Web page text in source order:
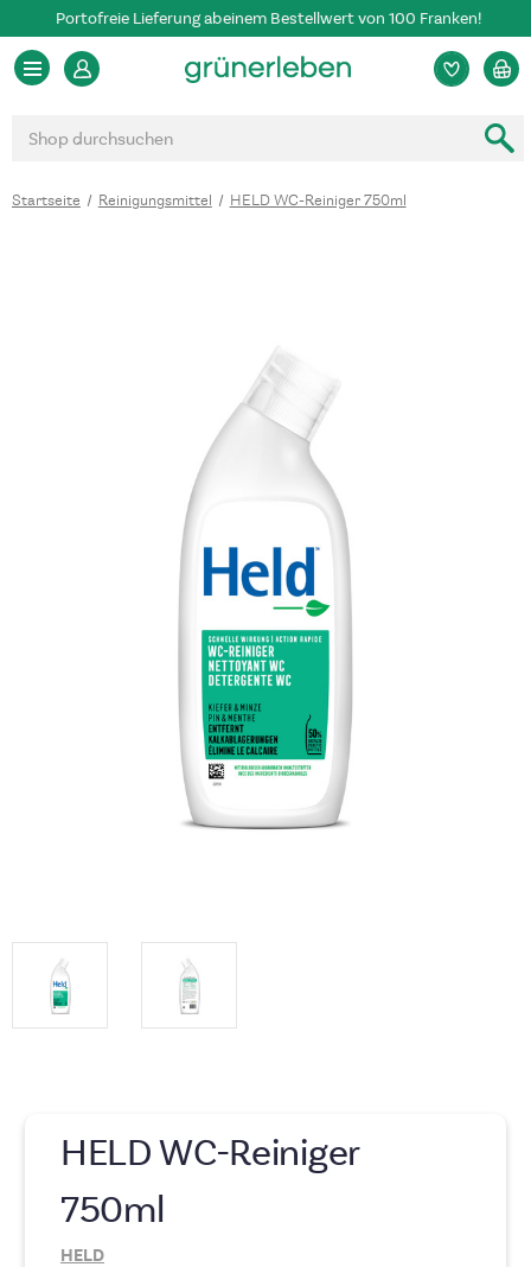
Portofreie Lieferung ab einem Bestellwert von 100 Franken!
Suchen
Startseite Reinigungsmittel HELD WC-Reiniger 750ml
HELD WC-Reiniger
750ml
HELD